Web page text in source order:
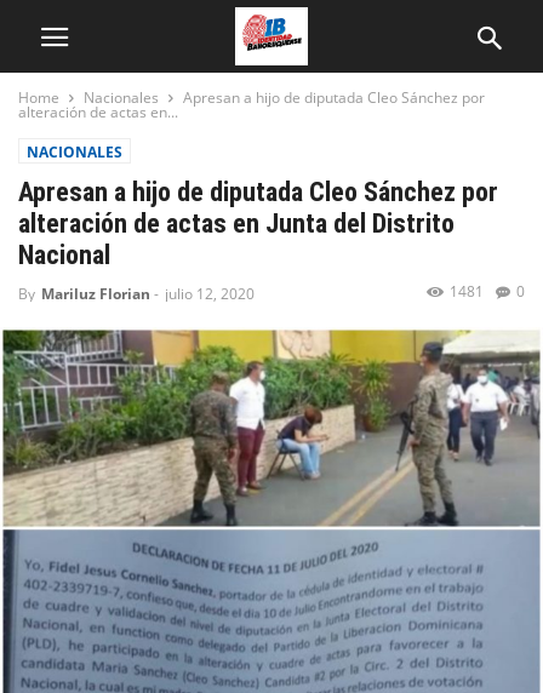
Home Nacionales Apresan a hijo de diputada Cleo Sánchez por
alteración de actas en...
NACIONALES
Apresan a hijo de diputada Cleo Sánchez por
alteración de actas en Junta del Distrito
Nacional
By Mariluz Florian - julio 12, 2020 0
1481